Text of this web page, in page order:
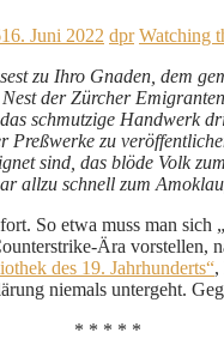
16. Juni 2022 dpr Watching
zu Ihro Gnaden, dem
der Zürcher
schmutzige Handwerk
Preßwerke zu
sind, das blöde Volk
allzu schnell zum
So etwa muss man sich
Ära vorstellen,
des 19. Jahrhunderts“,
niemals untergeht.
* * * * *